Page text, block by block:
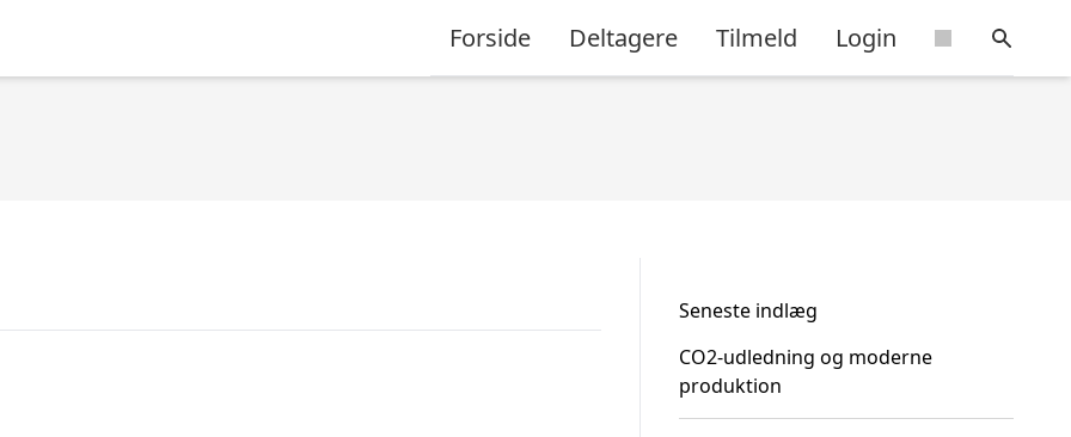
Forside Deltagere Tilmeld Login
Seneste indlæg
CO2-udledning og moderne
produktion